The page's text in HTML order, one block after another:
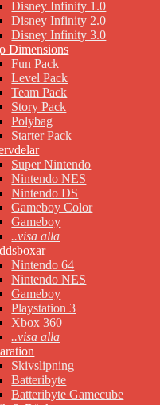
Disney Infinity 1.0
Disney Infinity 2.0
Disney Infinity 3.0
Dimensions
Fun Pack
Level Pack
Team Pack
Story Pack
Polybag
Starter Pack
Super Nintendo
Nintendo NES
Nintendo DS
Gameboy Color
Gameboy
..visa alla
Nintendo 64
Nintendo NES
Gameboy
Playstation 3
Xbox 360
..visa alla
Skivslipning
Batteribyte
Batteribyte Gamecube